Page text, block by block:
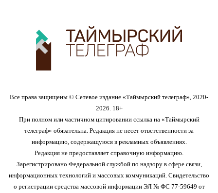
Все права защищены © Сетевое издание «Таймырский телеграф», 2020-
2026. 18+
При полном или частичном цитировании ссылка на «Таймырский
телеграф» обязательна. Редакция не несет ответственности за
информацию, содержащуюся в рекламных объявлениях.
Редакция не предоставляет справочную информацию.
Зарегистрировано Федеральной службой по надзору в сфере связи,
информационных технологий и массовых коммуникаций. Свидетельство
о регистрации средства массовой информации ЭЛ № ФС 77-59649 от